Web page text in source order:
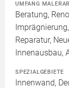
UMFANG
Beratung,
Reparatur,
Innenausbau,
SPEZIALGEBIETE
Innenwand,